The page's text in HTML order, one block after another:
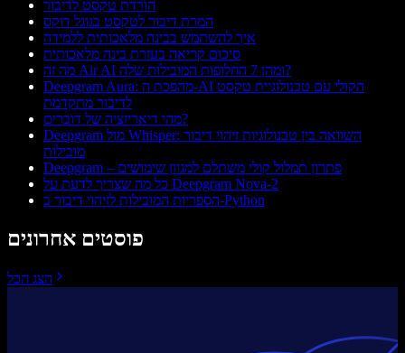
הורדת טקסט לדיבור
המרת דיבור לטקסט בגוגל דוקס
איך להשתמש בבינה מלאכותית ללמידה
סיכום קריאה בעזרת בינה מלאכותית
מה זה Air AI ומהן 7 החלופות המובילות שלה?
Deepgram Aura: מהפכת ה-AI הקולי עם טכנולוגיית טקסט
לדיבור מתקדמת
מהי דיאריזציה של דוברים?
Deepgram מול Whisper: השוואה בין טכנולוגיות זיהוי דיבור
מובילות
Deepgram – פתרון תמלול קולי משתלם למגוון שימושים
כל מה שצריך לדעת על Deepgram Nova-2
הספריות המובילות לזיהוי דיבור ב-Python
פוסטים אחרונים
הצג הכל